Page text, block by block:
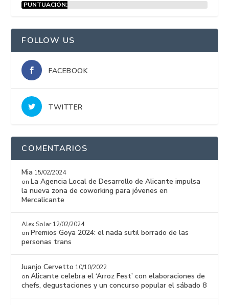
PUNTUACIÓN:
FOLLOW US
FACEBOOK
TWITTER
COMENTARIOS
Mia 15/02/2024
onLa Agencia Local de Desarrollo de Alicante impulsa
la nueva zona de coworking para jóvenes en
Mercalicante
Alex Solar 12/02/2024
onPremios Goya 2024: el nada sutil borrado de las
personas trans
Juanjo Cervetto 10/10/2022
onAlicante celebra el ‘Arroz Fest’ con elaboraciones de
chefs, degustaciones y un concurso popular el sábado 8